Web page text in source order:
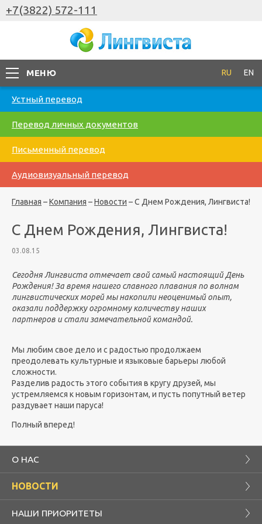
+7(3822) 572-111
МЕНЮ RU EN
Устный перевод
Перевод личных документов
Письменный перевод
Аудиовизуальный перевод
Главная –Компания –Новости –С Днем Рождения, Лингвиста!
С Днем Рождения, Лингвиста!
03.08.15
Сегодня Лингвиста отмечает свой самый настоящий День
Рождения!За время нашего славного плавания по волнам
лингвистических морей мы накопили неоценимый опыт,
оказали поддержку огромному количеству наших
партнеров и стали замечательной командой.
Мы любим свое дело и с радостью продолжаем
преодолевать культурные и языковые барьеры любой
сложности.
Разделив радость этого события в кругу друзей, мы
устремляемся к новым горизонтам, и пусть попутный ветер
раздувает наши паруса!
Полный вперед!
О НАС
НОВОСТИ
НАШИ ПРИОРИТЕТЫ